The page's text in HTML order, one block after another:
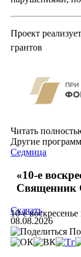
Проект
грантов
Читать
Другие
Седмица
«10-е
Священник
10-е
Скачать
08.08.2026